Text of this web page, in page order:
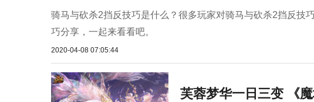
骑马与砍杀2挡反技巧是什么？很多玩家对骑马与砍杀2挡反技
巧分享，一起来看看吧。
2020-04-08 07:05:44
芙蓉梦华一日三变 《